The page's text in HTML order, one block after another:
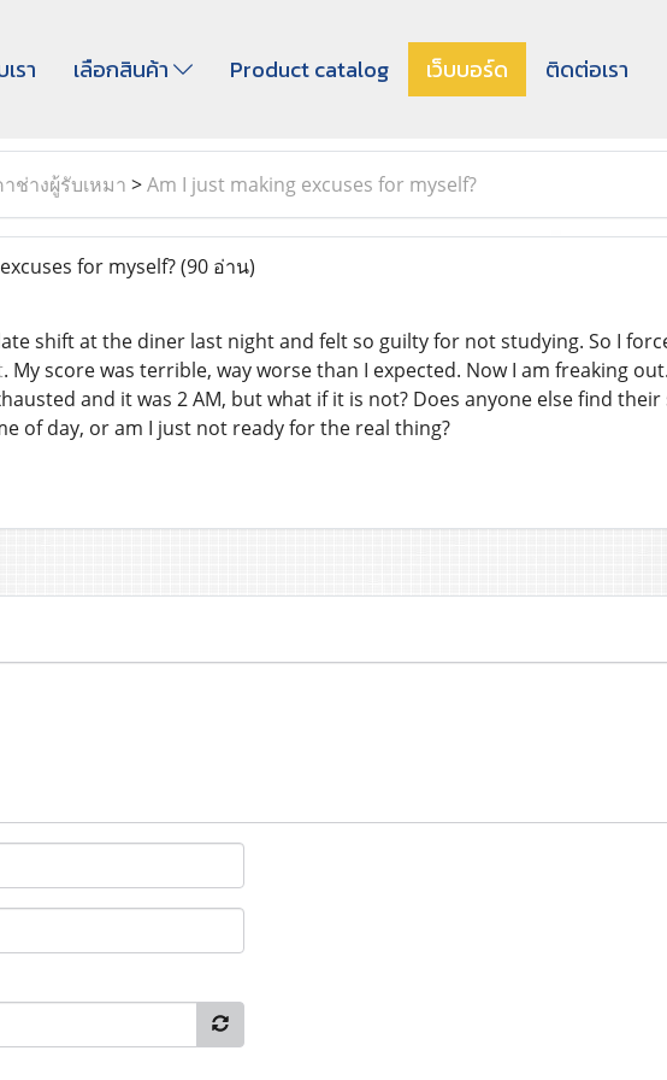
รา เลือกสินค้า Product catalog เว็บบอร์ด ติดต่อเรา
ช่างผู้รับเหมา >Am I just making excuses for myself?
for myself?(90 อ่าน)
shift at the diner last night and felt so guilty for not studying. So I
. My score was terrible, way worse than I expected. Now I am freaking
and it was 2 AM, but what if it is not? Does anyone else find
of day, or am I just not ready for the real thing?